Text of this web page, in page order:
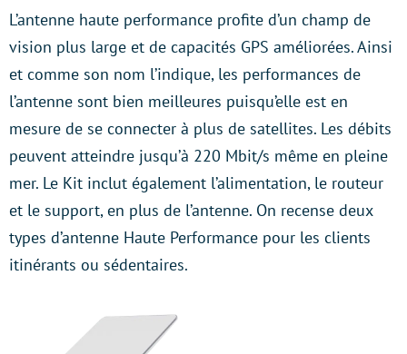
L’antenne haute performance profite d’un champ de
vision plus large et de capacités GPS améliorées. Ainsi
et comme son nom l’indique, les performances de
l’antenne sont bien meilleures puisqu’elle est en
mesure de se connecter à plus de satellites. Les débits
peuvent atteindre jusqu’à 220 Mbit/s même en pleine
mer. Le Kit inclut également l’alimentation, le routeur
et le support, en plus de l’antenne. On recense deux
types d’antenne Haute Performance pour les clients
itinérants ou sédentaires.